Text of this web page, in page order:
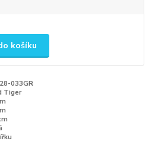
košíku
033GR
Tiger